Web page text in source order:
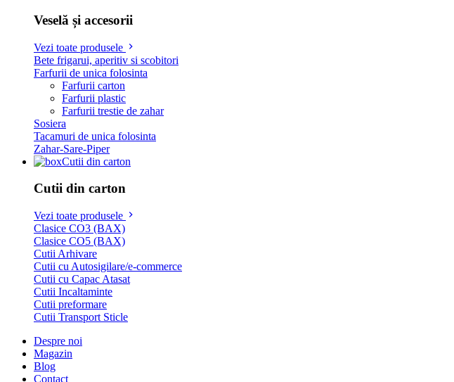
Veselă și accesorii
Vezi toate produsele
Bete frigarui, aperitiv si scobitori
Farfurii de unica folosinta
Farfurii carton
Farfurii plastic
Farfurii trestie de zahar
Sosiera
Tacamuri de unica folosinta
Zahar-Sare-Piper
Cutii din carton
Cutii din carton
Vezi toate produsele
Clasice CO3 (BAX)
Clasice CO5 (BAX)
Cutii Arhivare
Cutii cu Autosigilare/e-commerce
Cutii cu Capac Atasat
Cutii Incaltaminte
Cutii preformare
Cutii Transport Sticle
Despre noi
Magazin
Blog
Contact